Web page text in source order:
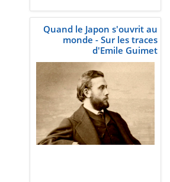
Quand le Japon s'ouvrit au
monde - Sur les traces
d'Emile Guimet